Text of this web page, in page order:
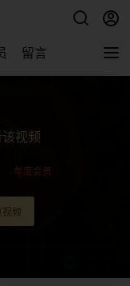
留言
视频
年度会员
视频